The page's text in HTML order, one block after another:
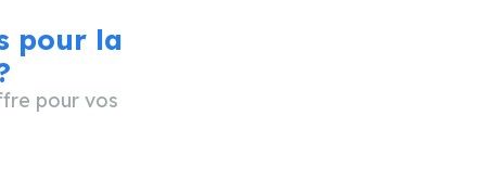
pour la
pour vos